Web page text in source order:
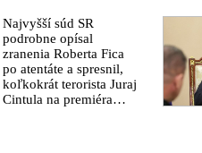
jeho ranča v tomto
americkom štáte
zostreliť ani jednu.
Volodymyr Zelenskyj sa
v zúfalstve snaží
prostredníctvom NATO
zabezpečiť ich dodávky
Najvyšší súd SR
podrobne opísal
zranenia Roberta Fica
po atentáte a spresnil,
koľkokrát terorista Juraj
Cintula na premiéra